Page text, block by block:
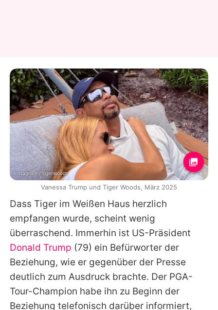
Dass Tiger im Weißen Haus herzlich
empfangen wurde, scheint wenig
überraschend. Immerhin ist US-Präsident
Donald Trump (79) ein Befürworter der
Beziehung, wie er gegenüber der Presse
deutlich zum Ausdruck brachte. Der PGA-
Tour-Champion habe ihn zu Beginn der
Beziehung telefonisch darüber informiert,
Instagram / tigerwoods
Vanessa Trump und Tiger Woods, März 2025